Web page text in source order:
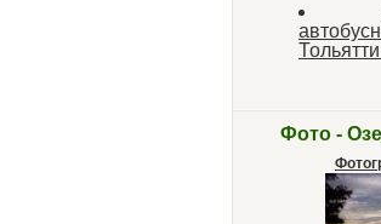
Фото -